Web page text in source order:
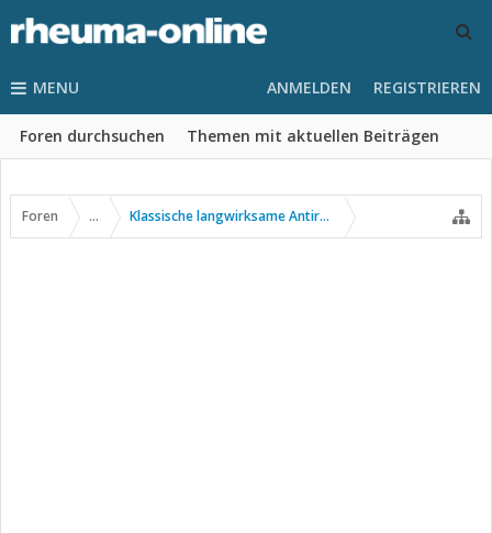
MENU
Foren durchsuchen Themen mit aktuellen Beiträgen
ANMELDEN REGISTRIEREN
Foren ... Klassische langwirksame Antirheumatika